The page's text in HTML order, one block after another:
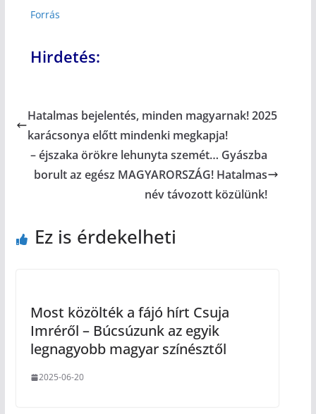
Forrás
Hirdetés:
Hatalmas bejelentés, minden magyarnak! 2025
karácsonya előtt mindenki megkapja!
– éjszaka örökre lehunyta szemét… Gyászba
borult az egész MAGYARORSZÁG! Hatalmas
név távozott közülünk!
Ez is érdekelheti
Most közölték a fájó hírt Csuja
Imréről – Búcsúzunk az egyik
legnagyobb magyar színésztől
2025-06-20